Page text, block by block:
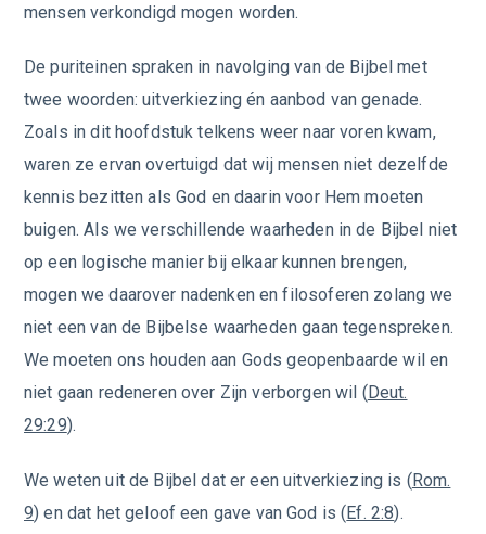
mensen verkondigd mogen worden.
De puriteinen spraken in navolging van de Bijbel met
twee woorden: uitverkiezing én aanbod van genade.
Zoals in dit hoofdstuk telkens weer naar voren kwam,
waren ze ervan overtuigd dat wij mensen niet dezelfde
kennis bezitten als God en daarin voor Hem moeten
buigen. Als we verschillende waarheden in de Bijbel niet
op een logische manier bij elkaar kunnen brengen,
mogen we daarover nadenken en filosoferen zolang we
niet een van de Bijbelse waarheden gaan tegenspreken.
We moeten ons houden aan Gods geopenbaarde wil en
niet gaan redeneren over Zijn verborgen wil ( Deut.
29:29).
We weten uit de Bijbel dat er een uitverkiezing is ( Rom.
9) en dat het geloof een gave van God is ( Ef. 2:8).